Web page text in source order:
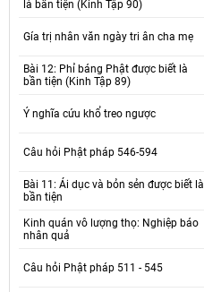
là bần tiện (Kinh Tập 90)
Gía trị nhân văn ngày tri ân cha mẹ
Bài 12: Phỉ báng Phật được biết là
bần tiện (Kinh Tập 89)
Ý nghĩa cứu khổ treo ngược
Câu hỏi Phật pháp 546-594
Bài 11: Ái dục và bỏn sẻn được biết là
bần tiện
Kinh quán vô lượng thọ: Nghiệp báo
nhân quả
Câu hỏi Phật pháp 511 - 545